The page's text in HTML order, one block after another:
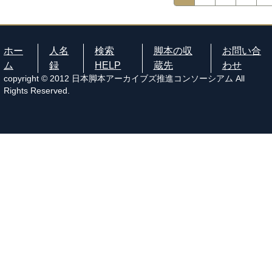
ホー
ム
人名
録
検索
HELP
脚本の収
蔵先
お問い合
わせ
copyright © 2012 日本脚本アーカイブズ推進コンソーシアム All
Rights Reserved.